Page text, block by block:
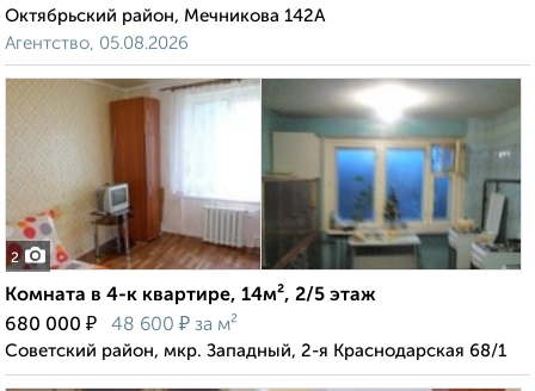
Октябрьский район, Мечникова 142А
Агентство, 05.08.2026
2
Комната в 4-к квартире, 14м², 2/5 этаж
680 000 ₽ 48 600 ₽ за м²
Советский район, мкр. Западный, 2-я Краснодарская 68/1